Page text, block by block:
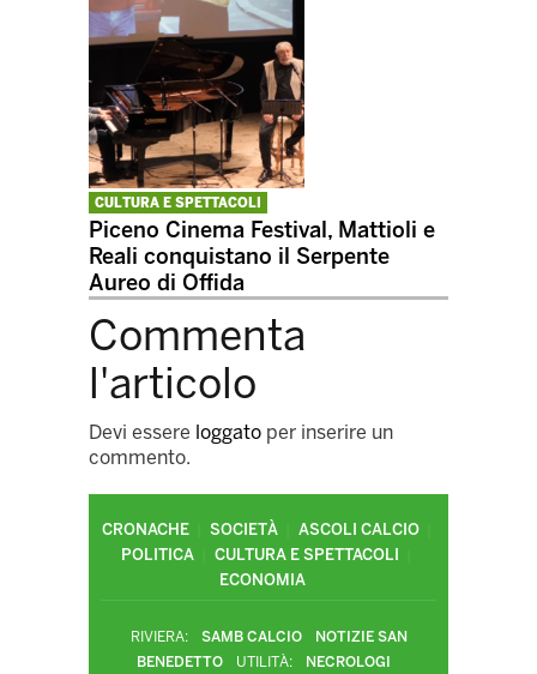
CULTURA E SPETTACOLI
Piceno Cinema Festival, Mattioli e
Reali conquistano il Serpente
Aureo di Offida
Commenta
l'articolo
Devi essere loggato per inserire un
commento.
CRONACHE SOCIETÀ
ASCOLI CALCIO
POLITICA
CULTURA E SPETTACOLI
ECONOMIA
RIVIERA: SAMB CALCIO
NOTIZIE SAN
BENEDETTO
UTILITÀ: NECROLOGI